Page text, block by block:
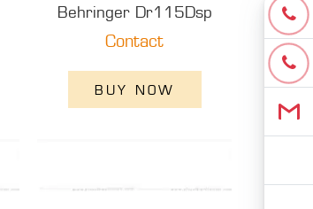
Behringer Dr115Dsp
Contact
BUY NOW